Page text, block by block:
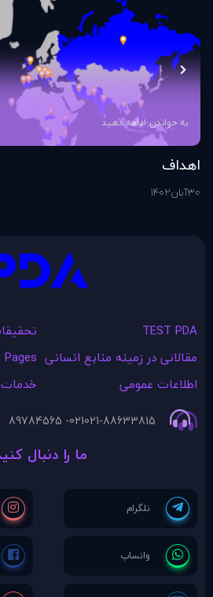
به خواندن ادامه دهید
اهداف
30آبان1402
TEST PDA
مقالاتی در زمينه منابع انسانی
اطلاعات عمومی
021-88633815
021- 89784565
ما را دنبال